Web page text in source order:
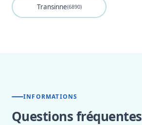
Transinne(6890)
INFORMATIONS
Questions fréquentes